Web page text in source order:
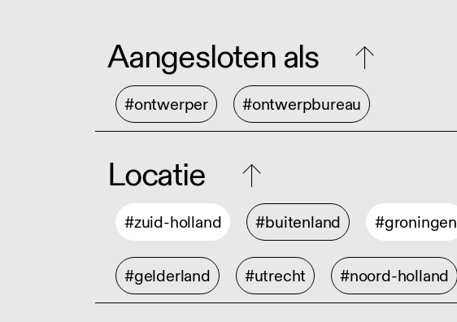
Aangesloten als
#ontwerper #ontwerpbureau
Locatie
#zuid-holland #buitenland #groningen
#gelderland #utrecht #noord-holland